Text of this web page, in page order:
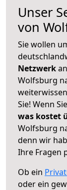
Unser
von
Sie wollen
Netzwerk
Wolfsburg
Sie! Wenn
was kostet
Wolfsburg
denn wir
Ihre Fragen
Ob ein
oder ein